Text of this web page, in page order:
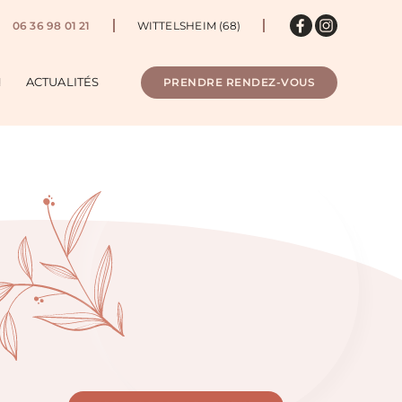
06 36 98 01 21 WITTELSHEIM (68)
ACTUALITÉS PRENDRE RENDEZ-VOUS